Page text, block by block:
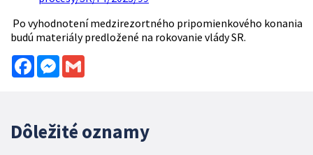
Po vyhodnotení medzirezortného pripomienkového konania
budú materiály predložené na rokovanie vlády SR.
FacebookMessenger
Dôležité oznamy